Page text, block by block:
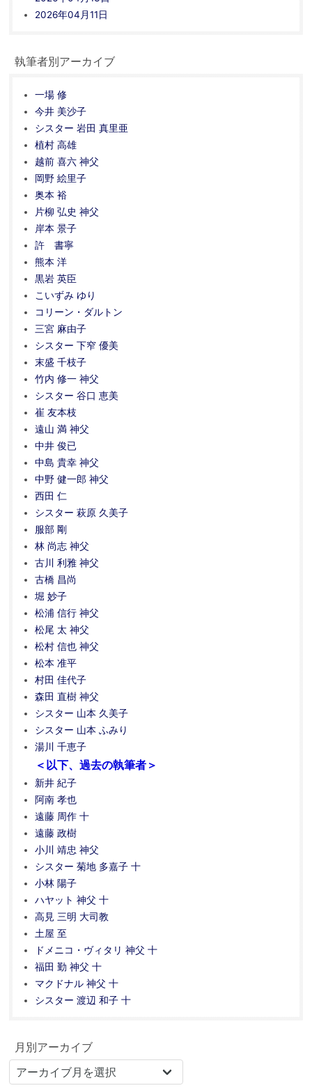
2026年04月11日
執筆者別アーカイブ
一場 修
今井 美沙子
シスター 岩田 真里亜
植村 高雄
越前 喜六 神父
岡野 絵里子
奥本 裕
片柳 弘史 神父
岸本 景子
許 書寧
熊本 洋
黒岩 英臣
こいずみ ゆり
コリーン・ダルトン
三宮 麻由子
シスター 下窄 優美
末盛 千枝子
竹内 修一 神父
シスター 谷口 恵美
崔 友本枝
遠山 満 神父
中井 俊已
中島 貴幸 神父
中野 健一郎 神父
西田 仁
シスター 萩原 久美子
服部 剛
林 尚志 神父
古川 利雅 神父
古橋 昌尚
堀 妙子
松浦 信行 神父
松尾 太 神父
松村 信也 神父
松本 准平
村田 佳代子
森田 直樹 神父
シスター 山本 久美子
シスター 山本 ふみり
湯川 千恵子
＜以下、過去の執筆者＞
新井 紀子
阿南 孝也
遠藤 周作 十
遠藤 政樹
小川 靖忠 神父
シスター 菊地 多嘉子 十
小林 陽子
ハヤット 神父 十
高見 三明 大司教
土屋 至
ドメニコ・ヴィタリ 神父 十
福田 勤 神父 十
マクドナル 神父 十
シスター 渡辺 和子 十
月別アーカイブ